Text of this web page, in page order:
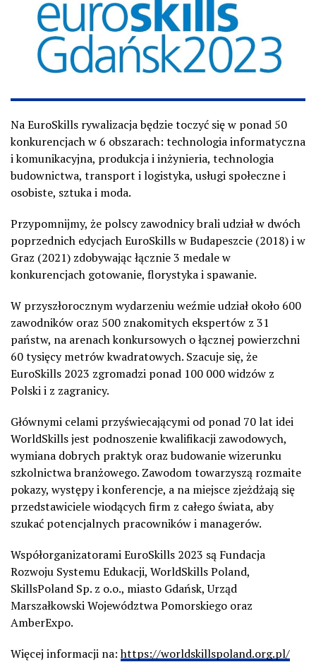
Na EuroSkills rywalizacja będzie toczyć się w ponad 50
konkurencjach w 6 obszarach: technologia informatyczna
i komunikacyjna, produkcja i inżynieria, technologia
budownictwa, transport i logistyka, usługi społeczne i
osobiste, sztuka i moda.
Przypomnijmy, że polscy zawodnicy brali udział w dwóch
poprzednich edycjach EuroSkills w Budapeszcie (2018) i w
Graz (2021) zdobywając łącznie 3 medale w
konkurencjach gotowanie, florystyka i spawanie.
W przyszłorocznym wydarzeniu weźmie udział około 600
zawodników oraz 500 znakomitych ekspertów z 31
państw, na arenach konkursowych o łącznej powierzchni
60 tysięcy metrów kwadratowych. Szacuje się, że
EuroSkills 2023 zgromadzi ponad 100 000 widzów z
Polski i z zagranicy.
Głównymi celami przyświecającymi od ponad 70 lat idei
WorldSkills jest podnoszenie kwalifikacji zawodowych,
wymiana dobrych praktyk oraz budowanie wizerunku
szkolnictwa branżowego. Zawodom towarzyszą rozmaite
pokazy, występy i konferencje, a na miejsce zjeżdżają się
przedstawiciele wiodących firm z całego świata, aby
szukać potencjalnych pracowników i managerów.
Współorganizatorami EuroSkills 2023 są Fundacja
Rozwoju Systemu Edukacji, WorldSkills Poland,
SkillsPoland Sp. z o.o., miasto Gdańsk, Urząd
Marszałkowski Województwa Pomorskiego oraz
AmberExpo.
Więcej informacji na:https://worldskillspoland.org.pl/